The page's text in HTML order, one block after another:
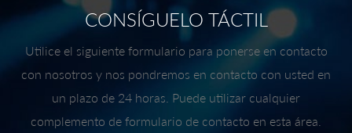
CONSÍGUELO TÁCTIL
Utilice el siguiente formulario para ponerse en contacto
con nosotros y nos pondremos en contacto con usted en
un plazo de 24 horas. Puede utilizar cualquier
complemento de formulario de contacto en esta área.